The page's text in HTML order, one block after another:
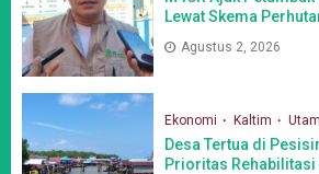
Lewat Skema
Agustus 2, 2026
Ekonomi Kaltim
Desa Tertua di
Prioritas Rehabilitasi